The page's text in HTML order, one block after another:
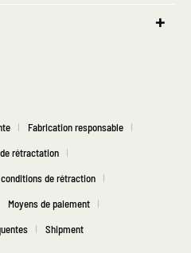
Fabrication responsable
rétractation
de rétraction
Moyens de paiement
Shipment